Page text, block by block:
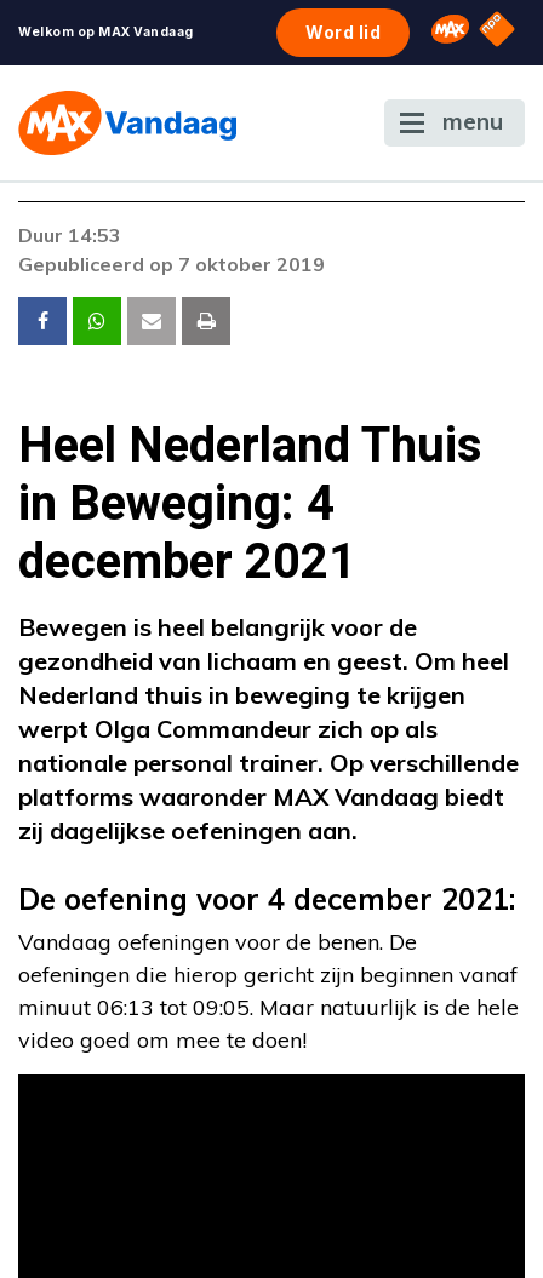
Welkom op MAX Vandaag Word lid Omroep
NPO
menu
Duur 14:53
Gepubliceerd op 7 oktober 2019
Heel Nederland Thuis
in Beweging: 4
december 2021
Bewegen is heel belangrijk voor de
gezondheid van lichaam en geest. Om heel
Nederland thuis in beweging te krijgen
werpt Olga Commandeur zich op als
nationale personal trainer. Op verschillende
platforms waaronder MAX Vandaag biedt
zij dagelijkse oefeningen aan.
De oefening voor 4 december 2021:
Vandaag oefeningen voor de benen. De
oefeningen die hierop gericht zijn beginnen vanaf
minuut 06:13 tot 09:05. Maar natuurlijk is de hele
video goed om mee te doen!